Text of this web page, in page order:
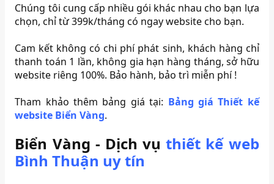
Chúng tôi cung cấp nhiều gói khác nhau cho bạn lựa
chọn, chỉ từ 399k/tháng có ngay website cho bạn.
Cam kết không có chi phí phát sinh, khách hàng chỉ
thanh toán 1 lần, không gia hạn hàng tháng, sở hữu
website riêng 100%. Bảo hành, bảo trì miễn phí !
Tham khảo thêm bảng giá tại: Bảng giá Thiết kế
website Biển Vàng.
Biển Vàng - Dịch vụthiết kế web
Bình Thuận uy tín